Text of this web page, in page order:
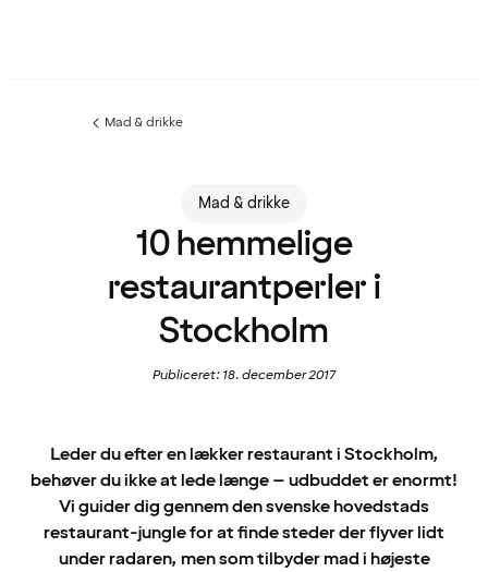
Forrige
Mad & drikke
Mad & drikke
10 hemmelige
restaurantperler i
Stockholm
Publiceret: 18. december 2017
Leder du efter en lækker restaurant i Stockholm,
behøver du ikke at lede længe – udbuddet er enormt!
Vi guider dig gennem den svenske hovedstads
restaurant-jungle for at finde steder der flyver lidt
under radaren, men som tilbyder mad i højeste